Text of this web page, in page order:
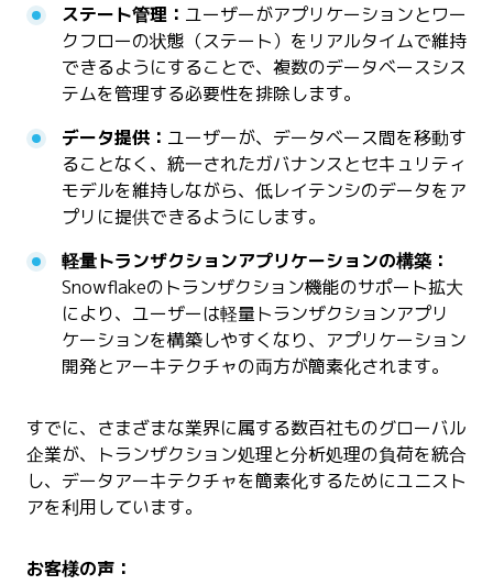
ステート管理： ユーザーがアプリケーションとワー
クフローの状態（ステート）をリアルタイムで維持
できるようにすることで、複数のデータベースシス
テムを管理する必要性を排除します。
データ提供： ユーザーが、データベース間を移動す
ることなく、統一されたガバナンスとセキュリティ
モデルを維持しながら、低レイテンシのデータをア
プリに提供できるようにします。
軽量トランザクションアプリケーションの構築：
Snowflakeのトランザクション機能のサポート拡大
により、ユーザーは軽量トランザクションアプリ
ケーションを構築しやすくなり、アプリケーション
開発とアーキテクチャの両方が簡素化されます。
すでに、さまざまな業界に属する数百社ものグローバル
企業が、トランザクション処理と分析処理の負荷を統合
し、データアーキテクチャを簡素化するためにユニスト
アを利用しています。
お客様の声：